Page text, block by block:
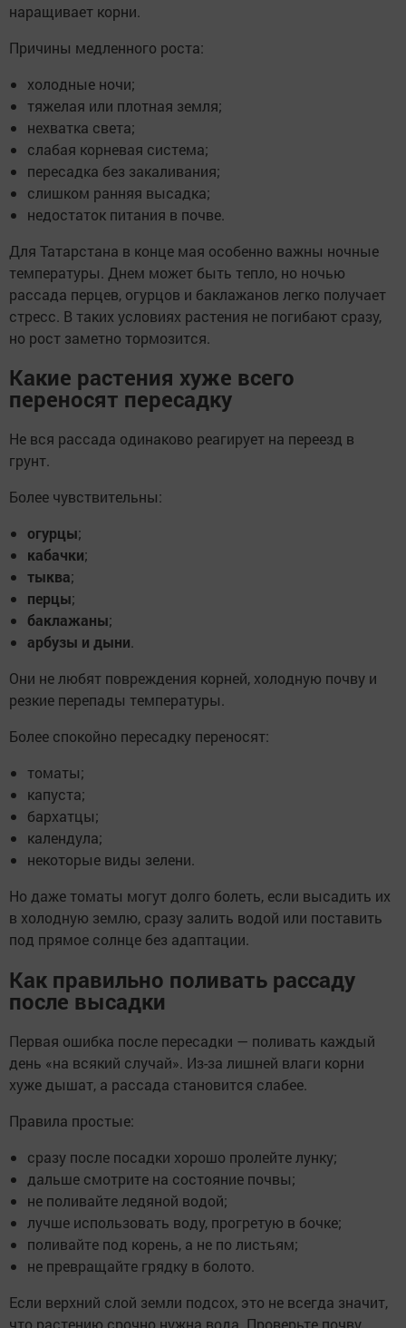
наращивает корни.
Причины медленного роста:
холодные ночи;
тяжелая или плотная земля;
нехватка света;
слабая корневая система;
пересадка без закаливания;
слишком ранняя высадка;
недостаток питания в почве.
Для Татарстана в конце мая особенно важны ночные
температуры. Днем может быть тепло, но ночью
рассада перцев, огурцов и баклажанов легко получает
стресс. В таких условиях растения не погибают сразу,
но рост заметно тормозится.
Какие растения хуже всего
переносят пересадку
Не вся рассада одинаково реагирует на переезд в
грунт.
Более чувствительны:
огурцы;
кабачки;
тыква;
перцы;
баклажаны;
арбузы и дыни.
Они не любят повреждения корней, холодную почву и
резкие перепады температуры.
Более спокойно пересадку переносят:
томаты;
капуста;
бархатцы;
календула;
некоторые виды зелени.
Но даже томаты могут долго болеть, если высадить их
в холодную землю, сразу залить водой или поставить
под прямое солнце без адаптации.
Как правильно поливать рассаду
после высадки
Первая ошибка после пересадки — поливать каждый
день «на всякий случай». Из-за лишней влаги корни
хуже дышат, а рассада становится слабее.
Правила простые:
сразу после посадки хорошо пролейте лунку;
дальше смотрите на состояние почвы;
не поливайте ледяной водой;
лучше использовать воду, прогретую в бочке;
поливайте под корень, а не по листьям;
не превращайте грядку в болото.
Если верхний слой земли подсох, это не всегда значит,
что растению срочно нужна вода. Проверьте почву